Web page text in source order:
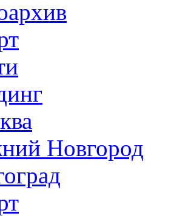
Новгород